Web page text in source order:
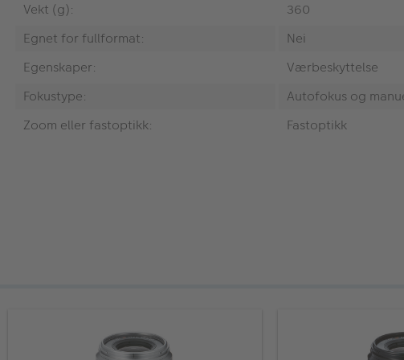
Vekt (g):
360
Egnet for fullformat:
Nei
Egenskaper:
Værbeskyttelse
Fokustype:
Autofokus og
Zoom eller fastoptikk:
Fastoptikk